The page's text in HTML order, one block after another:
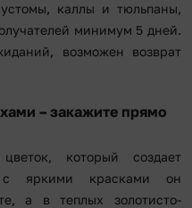
каллы и тюльпаны,
минимум 5 дней.
возможен возврат
– закажите прямо
который создает
с яркими красками он
а в теплых золотисто-